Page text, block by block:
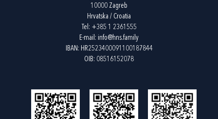
10000 Zagreb
Hrvatska / Croatia
Tel: +385 1 2361555
E-mail: info@hns.family
IBAN: HR2523400091100187844
OIB: 08516152078